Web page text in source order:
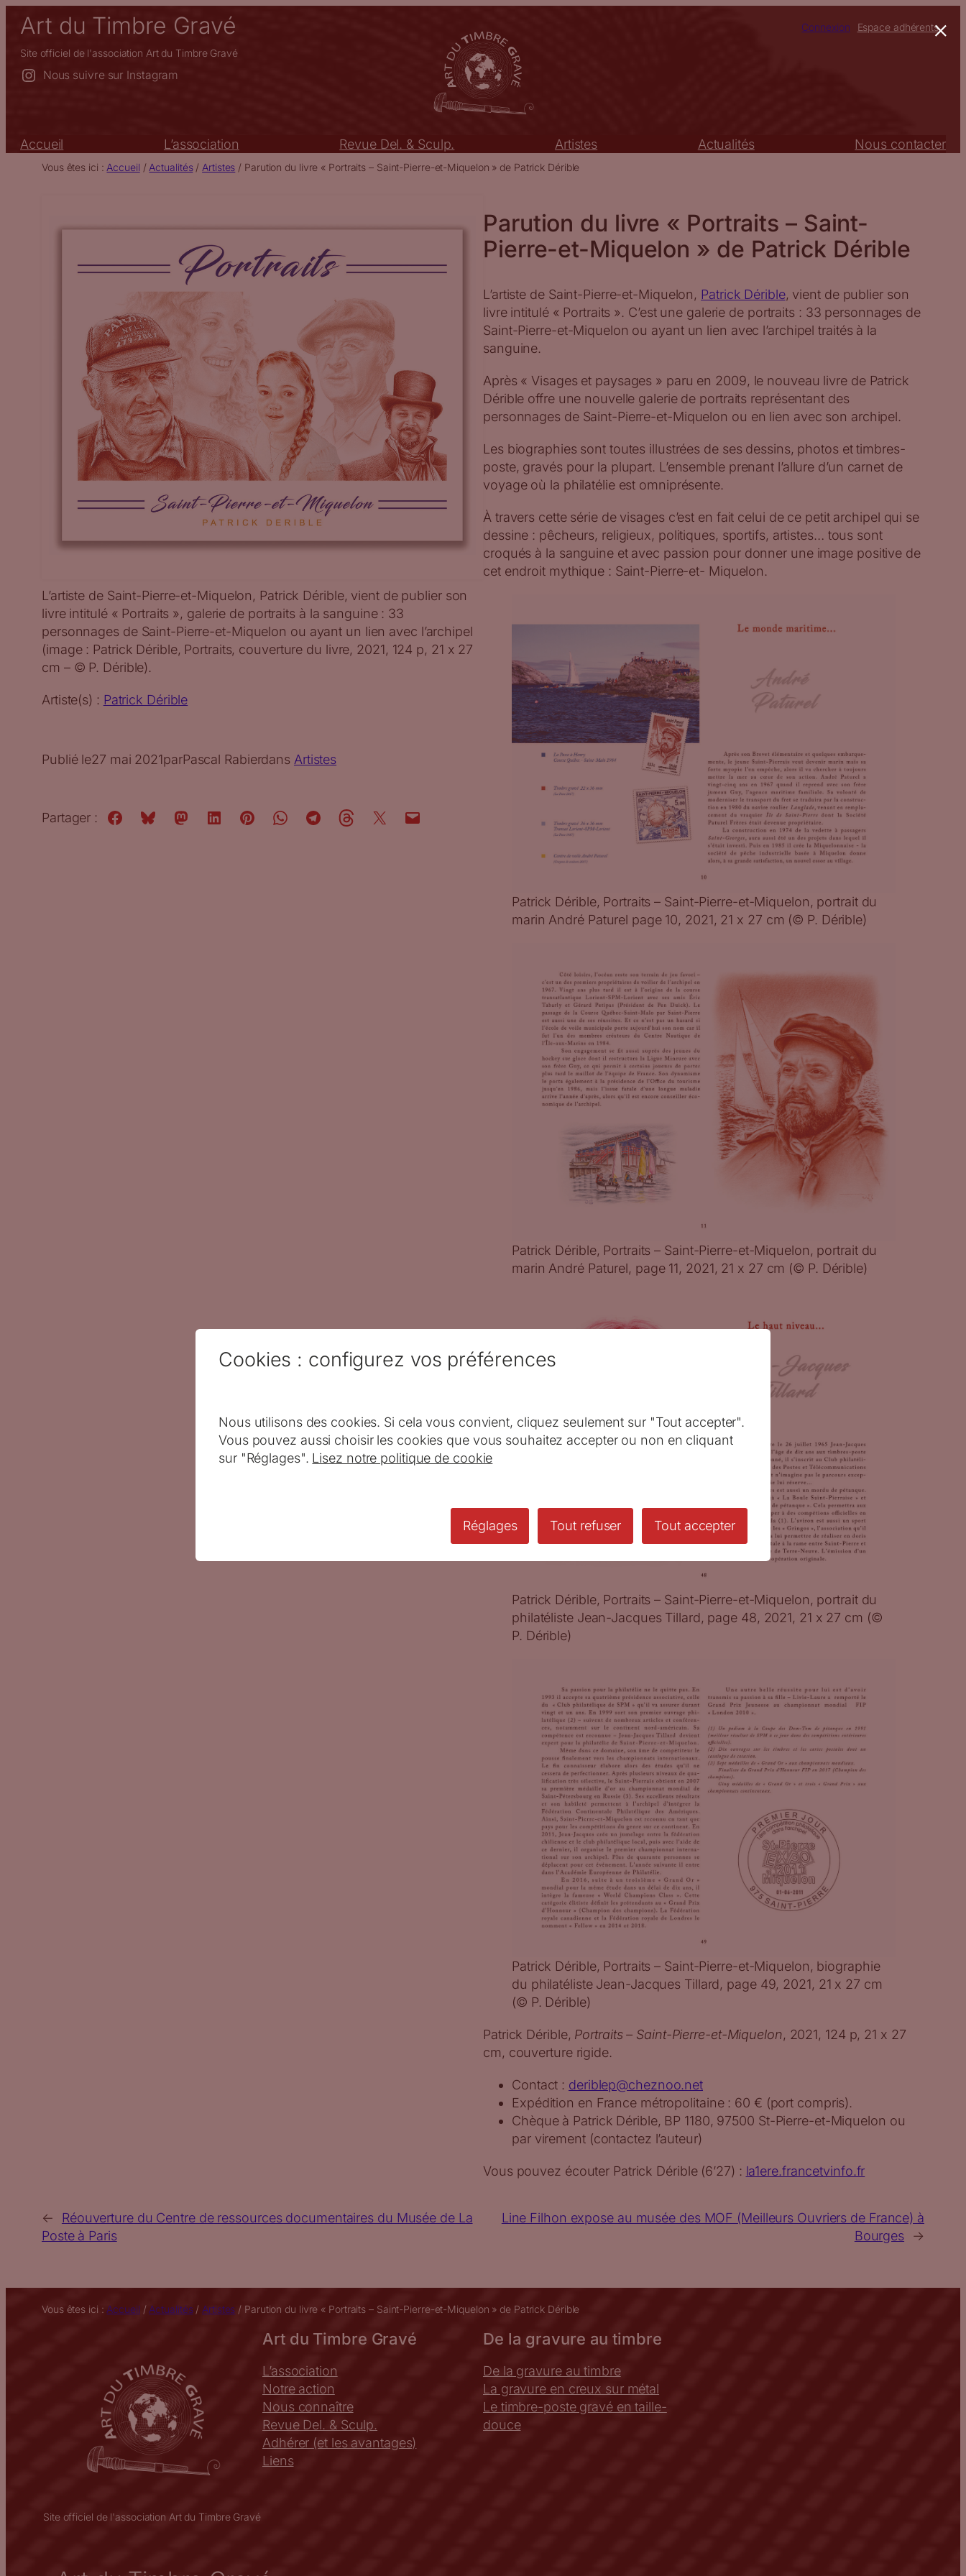
Aller
contenu
Art du Timbre Gravé
Site officiel de l'association Art du Timbre Gravé
Nous suivre sur Instagram
Connexion Espace adhérents
Accueil L’association Revue Del. & Sculp. Artistes Actualités Nous contacter
Vous êtes ici : Accueil / Actualités/ Artistes / Parution du livre « Portraits – Saint-Pierre-et-Miquelon » de Patrick Dérible
L’artiste de Saint-Pierre-et-Miquelon, Patrick Dérible, vient de publier son
livre intitulé « Portraits », galerie de portraits à la sanguine : 33
personnages de Saint-Pierre-et-Miquelon ou ayant un lien avec l’archipel
(image : Patrick Dérible, Portraits, couverture du livre, 2021, 124 p, 21 x 27
cm – © P. Dérible).
Artiste(s) : Patrick Dérible
Publié le27 mai 2021parPascal Rabierdans Artistes
Partager :
Parution du livre « Portraits – Saint-
Pierre-et-Miquelon » de Patrick Dérible
L’artiste de Saint-Pierre-et-Miquelon, Patrick Dérible, vient de publier son
livre intitulé « Portraits ». C’est une galerie de portraits : 33 personnages de
Saint-Pierre-et-Miquelon ou ayant un lien avec l’archipel traités à la
sanguine.
Après « Visages et paysages » paru en 2009, le nouveau livre de Patrick
Dérible offre une nouvelle galerie de portraits représentant des
personnages de Saint-Pierre-et-Miquelon ou en lien avec son archipel.
Les biographies sont toutes illustrées de ses dessins, photos et timbres-
poste, gravés pour la plupart. L’ensemble prenant l’allure d’un carnet de
voyage où la philatélie est omniprésente.
À travers cette série de visages c’est en fait celui de ce petit archipel qui se
dessine : pêcheurs, religieux, politiques, sportifs, artistes… tous sont
croqués à la sanguine et avec passion pour donner une image positive de
cet endroit mythique : Saint-Pierre-et- Miquelon.
Patrick Dérible, Portraits – Saint-Pierre-et-Miquelon, portrait du
marin André Paturel page 10, 2021, 21 x 27 cm (© P. Dérible)
Patrick Dérible, Portraits – Saint-Pierre-et-Miquelon, portrait du
marin André Paturel, page 11, 2021, 21 x 27 cm (© P. Dérible)
Patrick Dérible, Portraits – Saint-Pierre-et-Miquelon, portrait du
philatéliste Jean-Jacques Tillard, page 48, 2021, 21 x 27 cm (©
P. Dérible)
Patrick Dérible, Portraits – Saint-Pierre-et-Miquelon, biographie
du philatéliste Jean-Jacques Tillard, page 49, 2021, 21 x 27 cm
(© P. Dérible)
Patrick Dérible, Portraits – Saint-Pierre-et-Miquelon, 2021, 124 p, 21 x 27
cm, couverture rigide.
Contact : deriblep@cheznoo.net
Expédition en France métropolitaine : 60 € (port compris).
Chèque à Patrick Dérible, BP 1180, 97500 St-Pierre-et-Miquelon ou
par virement (contactez l’auteur)
Vous pouvez écouter Patrick Dérible (6’27) : la1ere.francetvinfo.fr
←
Réouverture du Centre de ressources documentaires du Musée de La
Poste à Paris
Line Filhon expose au musée des MOF (Meilleurs Ouvriers de France) à
Bourges
→
Vous êtes ici : Accueil / Actualités/ Artistes / Parution du livre « Portraits – Saint-Pierre-et-Miquelon » de Patrick Dérible
Site officiel de l'association Art du Timbre Gravé
Art du Timbre Gravé
L’association
Notre action
Nous connaître
Revue Del. & Sculp.
Adhérer (et les avantages)
Liens
De la gravure au timbre
De la gravure au timbre
La gravure en creux sur métal
Le timbre-poste gravé en taille-
douce
×
Cookies : configurez vos préférences
Nous utilisons des cookies. Si cela vous convient, cliquez seulement sur "Tout accepter".
Vous pouvez aussi choisir les cookies que vous souhaitez accepter ou non en cliquant
sur "Réglages". Lisez notre politique de cookie
Réglages Tout refuser Tout accepter